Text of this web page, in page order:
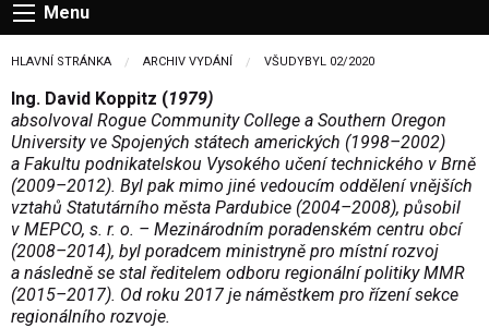
Menu
HLAVNÍ STRÁNKA ARCHIV VYDÁNÍ VŠUDYBYL 02/2020
Ing. David Koppitz (1979)
absolvoval Rogue Community College a Southern Oregon
University ve Spojených státech amerických (1998–2002)
a Fakultu podnikatelskou Vysokého učení technického v Brně
(2009–2012). Byl pak mimo jiné vedoucím oddělení vnějších
vztahů Statutárního města Pardubice (2004–2008), působil
v MEPCO, s. r. o. – Mezinárodním poradenském centru obcí
(2008–2014), byl poradcem ministryně pro místní rozvoj
a následně se stal ředitelem odboru regionální politiky MMR
(2015–2017). Od roku 2017 je náměstkem pro řízení sekce
regionálního rozvoje.